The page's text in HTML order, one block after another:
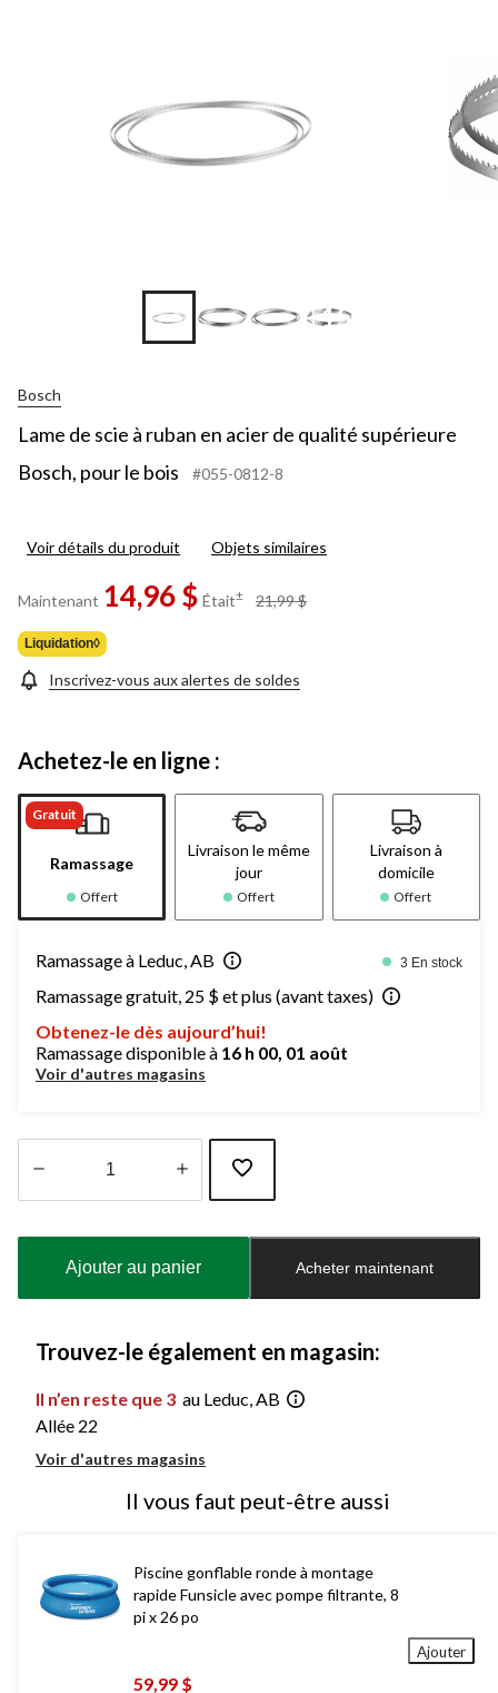
+15
Bosch
Lame de scie à ruban en acier de qualité supérieure
Bosch, pour le bois
#055-0812-8
Voir détails du produit Objets similaires
Maintenant 14,96 $ Était± 21,99 $
Liquidation◊
Inscrivez-vous aux alertes de soldes
Achetez-le en ligne :
Gratuit
Ramassage
Offert
Livraison le même
jour
Offert
Livraison à
domicile
Offert
Ramassage à Leduc, AB 3 En stock
Ramassage gratuit, 25 $ et plus (avant taxes)
Obtenez-le dès aujourd’hui!
Ramassage disponible à 16 h 00, 01 août
Voir d'autres magasins
à
Ajouter au panier Acheter maintenant
Trouvez-le également en magasin:
Il n’en reste que 3 au Leduc, AB
Allée 22
Voir d'autres magasins
Il vous faut peut-être aussi
Piscine gonflable ronde à montage
rapide Funsicle avec pompe filtrante, 8
pi x 26 po
59,99 $
Ajouter